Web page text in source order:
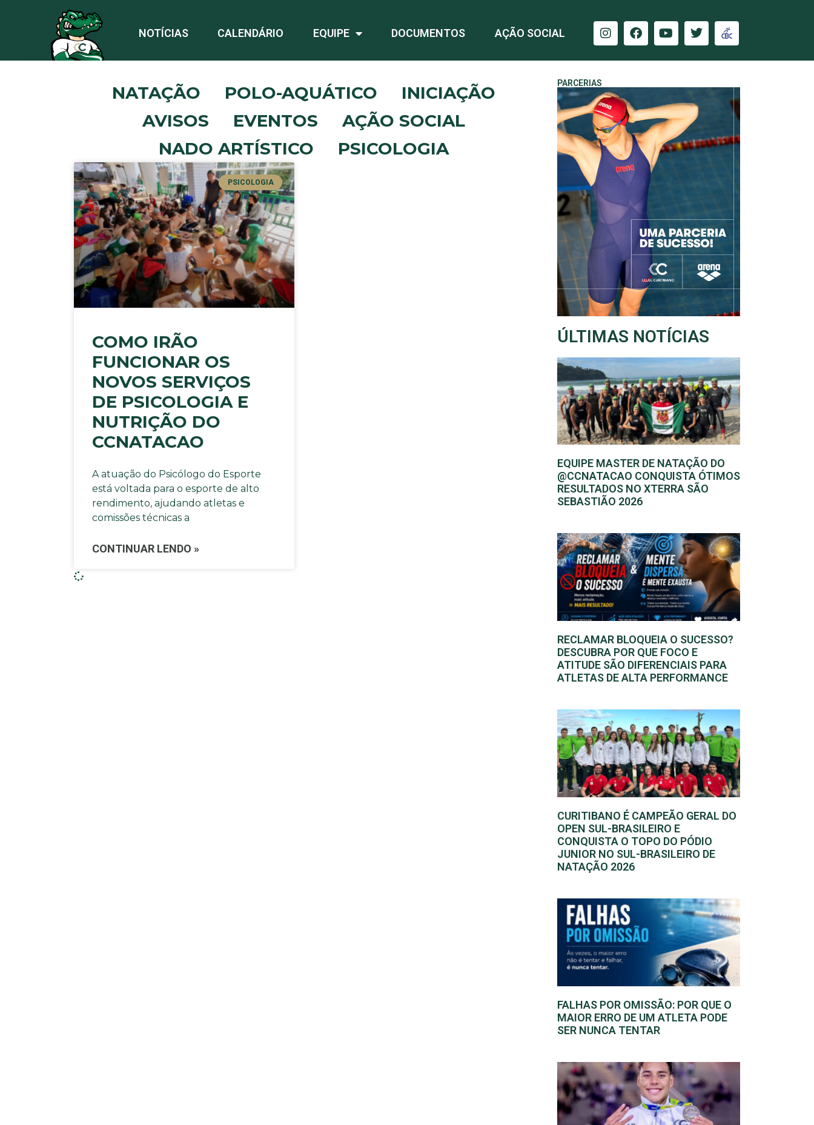
NOTÍCIAS CALENDÁRIO EQUIPE DOCUMENTOS AÇÃO SOCIAL
NATAÇÃO POLO-AQUÁTICO
INICIAÇÃO
AVISOS
EVENTOS
AÇÃO SOCIAL
NADO ARTÍSTICO
PSICOLOGIA
PSICOLOGIA
COMO IRÃO
FUNCIONAR OS
NOVOS SERVIÇOS
DE PSICOLOGIA E
NUTRIÇÃO DO
CCNATACAO
A atuação do Psicólogo do Esporte
está voltada para o esporte de alto
rendimento, ajudando atletas e
comissões técnicas a
CONTINUAR LENDO »
PARCERIAS
ÚLTIMAS NOTÍCIAS
EQUIPE MASTER DE NATAÇÃO DO
@CCNATACAO CONQUISTA ÓTIMOS
RESULTADOS NO XTERRA SÃO
SEBASTIÃO 2026
RECLAMAR BLOQUEIA O SUCESSO?
DESCUBRA POR QUE FOCO E
ATITUDE SÃO DIFERENCIAIS PARA
ATLETAS DE ALTA PERFORMANCE
CURITIBANO É CAMPEÃO GERAL DO
OPEN SUL-BRASILEIRO E
CONQUISTA O TOPO DO PÓDIO
JUNIOR NO SUL-BRASILEIRO DE
NATAÇÃO 2026
FALHAS POR OMISSÃO: POR QUE O
MAIOR ERRO DE UM ATLETA PODE
SER NUNCA TENTAR